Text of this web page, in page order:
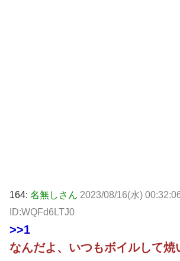
164: 名無しさん 2023/08/16(水)
ID:WQFd6LTJ0
>>1
なんだよ、いつもボイルして焼